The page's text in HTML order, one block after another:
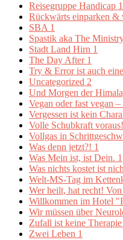
Reisegruppe Handicap 1
Rückwärts einparken &
SBA 1
Spastik aka The
Stadt Land Hirn 1
The Day After 1
Try & Error ist auch
Uncategorized 2
Und Morgen der
Vegan oder fast vegan
Vergessen ist kein
Volle Schubkraft voraus!
Vollgas in
Was denn jetzt?! 1
Was Mein ist, ist Dein. 1
Was nichts kostet ist
Welt-MS-Tag im
Wer heilt, hat recht!
Willkommen im Hotel
Wir müssen über
Zufall ist keine Therapie
Zwei Leben 1